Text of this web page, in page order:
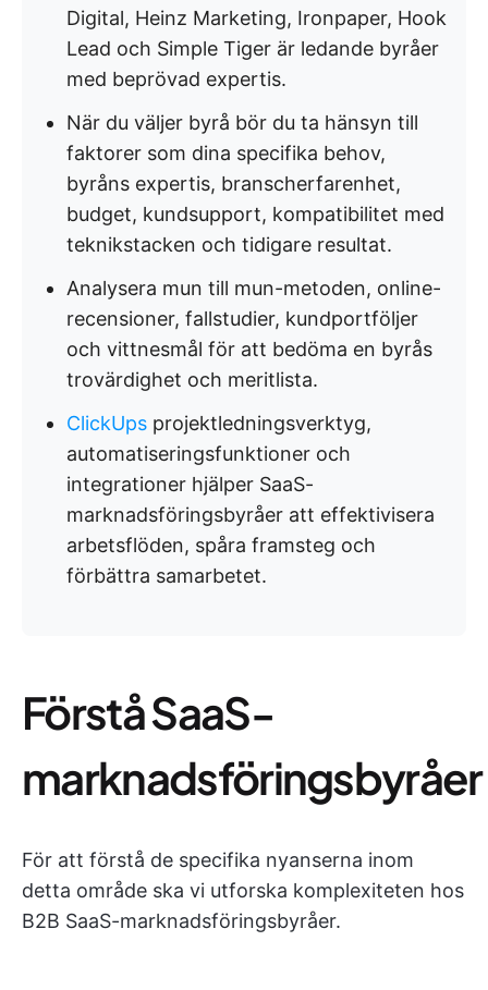
Digital, Heinz Marketing, Ironpaper, Hook
Lead och Simple Tiger är ledande byråer
med beprövad expertis.
När du väljer byrå bör du ta hänsyn till
faktorer som dina specifika behov,
byråns expertis, branscherfarenhet,
budget, kundsupport, kompatibilitet med
teknikstacken och tidigare resultat.
Analysera mun till mun-metoden, online-
recensioner, fallstudier, kundportföljer
och vittnesmål för att bedöma en byrås
trovärdighet och meritlista.
ClickUps projektledningsverktyg,
automatiseringsfunktioner och
integrationer hjälper SaaS-
marknadsföringsbyråer att effektivisera
arbetsflöden, spåra framsteg och
förbättra samarbetet.
Förstå SaaS-
marknadsföringsbyråer
För att förstå de specifika nyanserna inom
detta område ska vi utforska komplexiteten hos
B2B SaaS-marknadsföringsbyråer.